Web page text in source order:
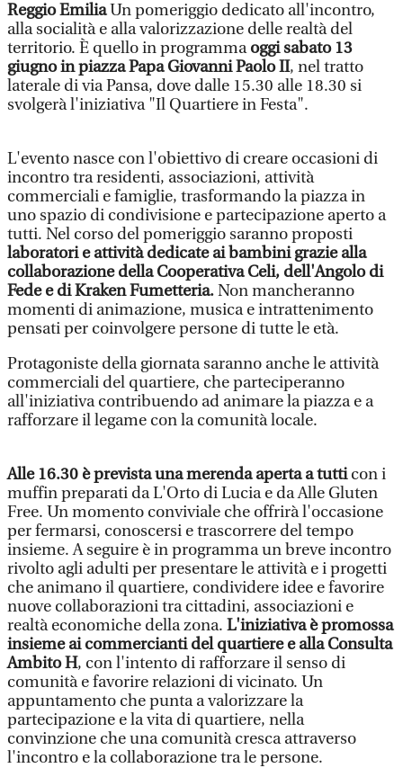
Reggio EmiliaUn pomeriggio dedicato all'incontro,
alla socialità e alla valorizzazione delle realtà del
territorio. È quello in programmaoggi sabato 13
giugno in piazza Papa Giovanni Paolo II, nel tratto
laterale di via Pansa, dove dalle 15.30 alle 18.30 si
svolgerà l'iniziativa "Il Quartiere in Festa".
L'evento nasce con l'obiettivo di creare occasioni di
incontro tra residenti, associazioni, attività
commerciali e famiglie, trasformando la piazza in
uno spazio di condivisione e partecipazione aperto a
tutti. Nel corso del pomeriggio saranno proposti
laboratori e attività dedicate ai bambini grazie alla
collaborazione della Cooperativa Celi, dell'Angolo di
Fede e di Kraken Fumetteria.Non mancheranno
momenti di animazione, musica e intrattenimento
pensati per coinvolgere persone di tutte le età.
Protagoniste della giornata saranno anche le attività
commerciali del quartiere, che parteciperanno
all'iniziativa contribuendo ad animare la piazza e a
rafforzare il legame con la comunità locale.
Alle 16.30 è prevista una merenda aperta a tutticon i
muffin preparati da L'Orto di Lucia e da Alle Gluten
Free. Un momento conviviale che offrirà l'occasione
per fermarsi, conoscersi e trascorrere del tempo
insieme. A seguire è in programma un breve incontro
rivolto agli adulti per presentare le attività e i progetti
che animano il quartiere, condividere idee e favorire
nuove collaborazioni tra cittadini, associazioni e
realtà economiche della zona. L'iniziativa è promossa
insieme ai commercianti del quartiere e alla Consulta
Ambito H, con l'intento di rafforzare il senso di
comunità e favorire relazioni di vicinato. Un
appuntamento che punta a valorizzare la
partecipazione e la vita di quartiere, nella
convinzione che una comunità cresca attraverso
l'incontro e la collaborazione tra le persone.